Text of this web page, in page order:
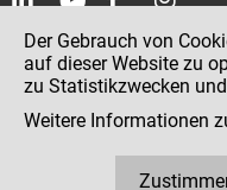
Kontakt
Impressum
Datenschutz
Der Gebrauch von
auf dieser Website zu
zu Statistikzwecken
Weitere Informationen